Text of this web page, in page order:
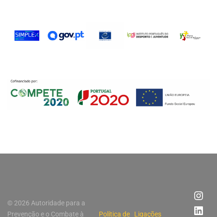
© 2026 Autoridade para a
Prevenção e o Combate à
Política de Ligações